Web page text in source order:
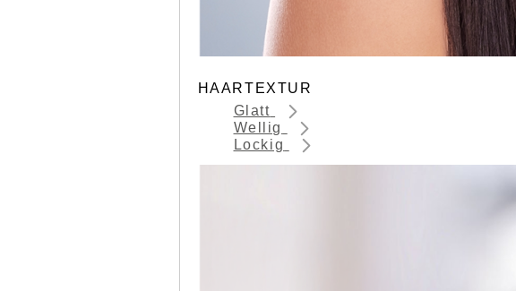
HAARTEXTUR
Glatt
Wellig
Lockig